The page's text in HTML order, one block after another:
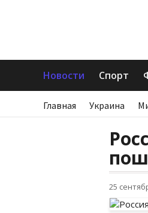
Новости Спорт
Главная Украина
25